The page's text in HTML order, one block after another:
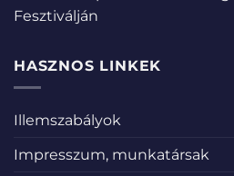
Fesztiválján
HASZNOS LINKEK
Illemszabályok
Impresszum, munkatársak